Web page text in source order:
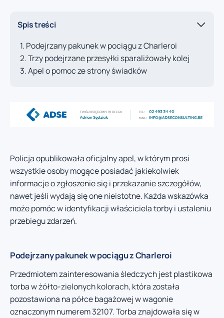
Spis treści
Podejrzany pakunek w pociągu z Charleroi
Trzy podejrzane przesyłki sparaliżowały kolej
Apel o pomoc ze strony świadków
Policja opublikowała oficjalny apel, w którym prosi
wszystkie osoby mogące posiadać jakiekolwiek
informacje o zgłoszenie się i przekazanie szczegółów,
nawet jeśli wydają się one nieistotne. Każda wskazówka
może pomóc w identyfikacji właściciela torby i ustaleniu
przebiegu zdarzeń.
Podejrzany pakunek w pociągu z Charleroi
Przedmiotem zainteresowania śledczych jest plastikowa
torba w żółto-zielonych kolorach, która została
pozostawiona na półce bagażowej w wagonie
oznaczonym numerem 32107. Torba znajdowała się w